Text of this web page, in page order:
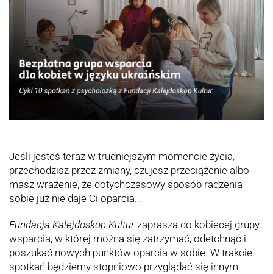
Jeśli jesteś teraz w trudniejszym momencie życia,
przechodzisz przez zmiany, czujesz przeciążenie albo
masz wrażenie, że dotychczasowy sposób radzenia
sobie już nie daje Ci oparcia…
Fundacja Kalejdoskop Kultur zaprasza do kobiecej grupy
wsparcia, w której można się zatrzymać, odetchnąć i
poszukać nowych punktów oparcia w sobie. W trakcie
spotkań będziemy stopniowo przyglądać się innym